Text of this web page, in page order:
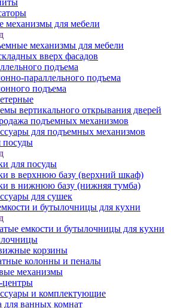
механизмы для мебели
механизмы для мебели
вверх фасадов
подъема
параллельного подъема
подъема
вертикального открывания дверей
подъемных механизмов
для подъемных механизмов
для посуды
в верхнюю базу (верхний шкаф)
в нижнюю базу (нижняя тумба)
для сушек
и бутылочницы для кухни
емкости и бутылочницы для кухни
корзины
колонны и пеналы
механизмы
и комплектующие
для ванных комнат